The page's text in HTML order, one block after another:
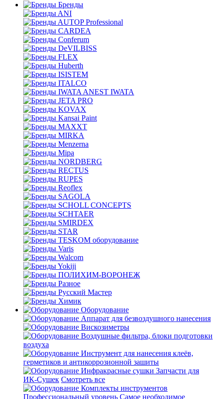
Бренды
ANI
AUTOP Professional
CARDEA
Conferum
DeVILBISS
FLEX
Huberth
ISISTEM
ITALCO
IWATA ANEST IWATA
JETA PRO
KOVAX
Kansai Paint
MAXXT
MIRKA
Menzerna
Mipa
NORDBERG
RECTUS
RUPES
Reoflex
SAGOLA
SCHOLL CONCEPTS
SCHTAER
SMIRDEX
STAR
TESKOM оборудование
Varis
Walcom
Yokiji
ПОЛИХИМ-ВОРОНЕЖ
Разное
Русский Мастер
Химик
Оборудование
Аппарат для безвоздушного нанесения
Вискозиметры
Воздушные фильтра, блоки подготовки
воздуха
Инструмент для нанесения клеёв,
герметиков и антикоррозионной зашиты
Инфракрасные сушки Запчасти для
ИК-Сушек Смотреть все
Комплекты инструментов
Профессиональный уровень Самое необходимое